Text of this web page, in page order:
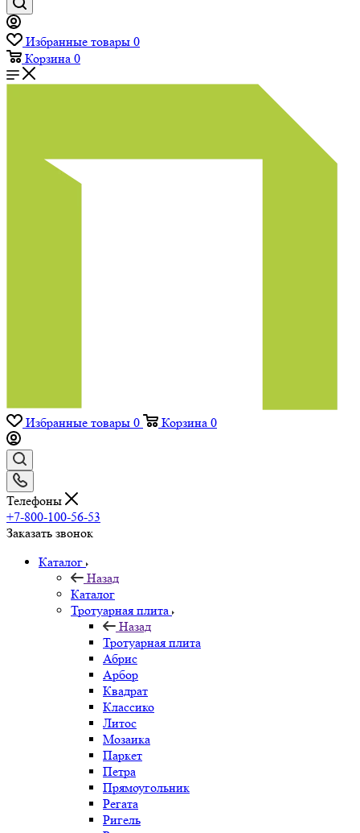
Избранные товары 0
Корзина 0
Избранные товары 0 Корзина 0
Телефоны
+7-800-100-56-53
Заказать звонок
Каталог
Назад
Каталог
Тротуарная плита
Назад
Тротуарная плита
Абрис
Арбор
Квадрат
Классико
Литос
Мозаика
Паркет
Петра
Прямоугольник
Регата
Ригель